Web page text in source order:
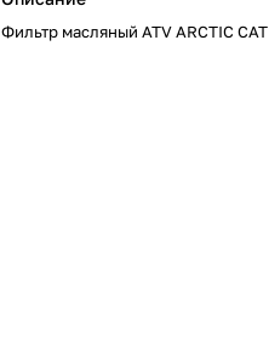
Фильтр масляный ATV ARCTIC CAT